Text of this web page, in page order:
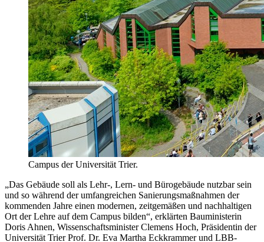
Campus der Universität Trier.
„Das Gebäude soll als Lehr-, Lern- und Bürogebäude nutzbar sein
und so während der umfangreichen Sanierungsmaßnahmen der
kommenden Jahre einen modernen, zeitgemäßen und nachhaltigen
Ort der Lehre auf dem Campus bilden“, erklärten Bauministerin
Doris Ahnen, Wissenschaftsminister Clemens Hoch, Präsidentin der
Universität Trier Prof. Dr. Eva Martha Eckkrammer und LBB-